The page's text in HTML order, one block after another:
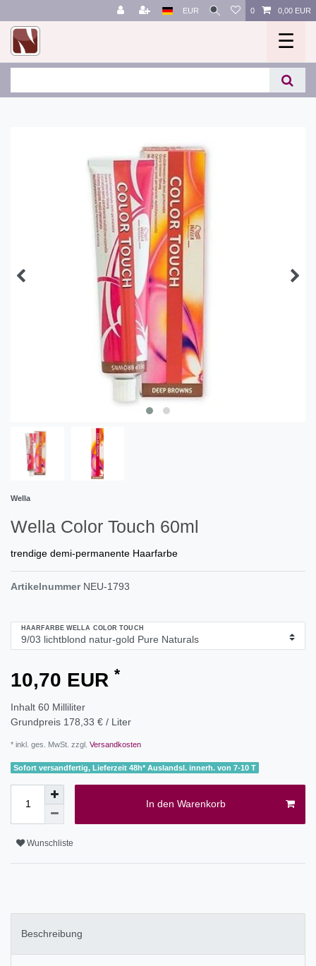
EUR 0 0,00 EUR
☰
Wella
Wella Color Touch 60ml
trendige demi-permanente Haarfarbe
Artikelnummer NEU-1793
HAARFARBE WELLA COLOR TOUCH
10,70 EUR *
Inhalt 60 Milliliter
Grundpreis 178,33 € / Liter
* inkl. ges. MwSt. zzgl. Versandkosten
Sofort versandfertig, Lieferzeit 48h* Auslandsl. innerh. von 7-10 T
In den Warenkorb
Wunschliste
Beschreibung